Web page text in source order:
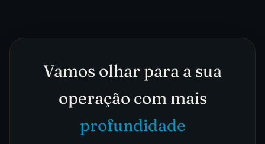
Vamos olhar para a sua
operação com mais
profundidade